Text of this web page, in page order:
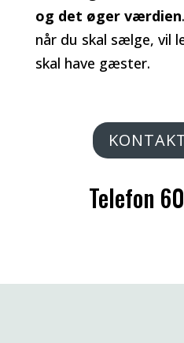
og det øger værdien
når du skal sælge, vil
skal have gæster.
Telefon